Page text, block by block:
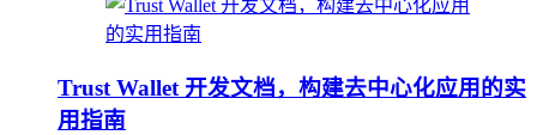
Trust Wallet 开发文档，构建去中心化应用的实
用指南